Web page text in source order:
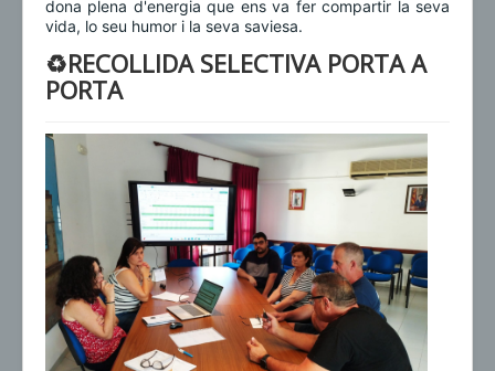
dona plena d'energia que ens va fer compartir la seva
vida, lo seu humor i la seva saviesa.
♻️RECOLLIDA SELECTIVA PORTA A
PORTA